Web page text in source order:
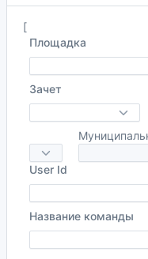
[
Площадка
Зачет
User Id
Название команды